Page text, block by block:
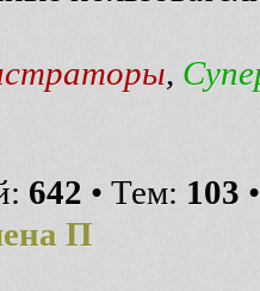
,
642 • Тем: 103
П